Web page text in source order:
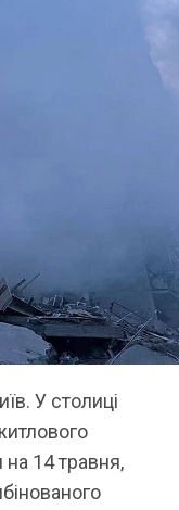
У столиці
на 14 травня,